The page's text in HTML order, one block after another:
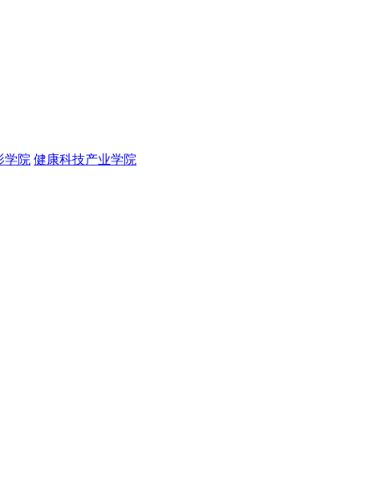
学院 健康科技产业学院